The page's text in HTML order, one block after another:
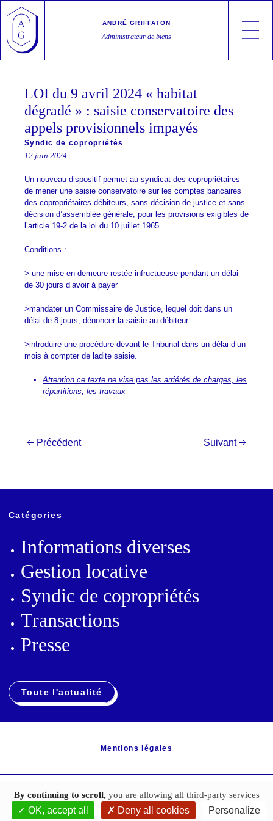
Skip
content
ANDRÉ GRIFFATON
Administrateur de biens
LOI du 9 avril 2024 « habitat
dégradé » : saisie conservatoire des
appels provisionnels impayés
Syndic de copropriétés
12 juin 2024
Un nouveau dispositif permet au syndicat des copropriétaires
de mener une saisie conservatoire sur les comptes bancaires
des copropriétaires débiteurs, sans décision de justice et sans
décision d’assemblée générale, pour les provisions exigibles de
l’article 19-2 de la loi du 10 juillet 1965.
Conditions :
> une mise en demeure restée infructueuse pendant un délai
de 30 jours d’avoir à payer
>mandater un Commissaire de Justice, lequel doit dans un
délai de 8 jours, dénoncer la saisie au débiteur
>introduire une procédure devant le Tribunal dans un délai d’un
mois à compter de ladite saisie.
Attention ce texte ne vise pas les arriérés de charges, les
répartitions, les travaux
Navigation
l’article
Précédent Suivant
Catégories
Informations diverses
Gestion locative
Syndic de copropriétés
Transactions
Presse
Toute l'actualité
Mentions légales
Politique de confidentialité
Cookies management panel
By continuing to scroll, you are allowing all third-party services
OK, accept all Deny all cookies Personalize